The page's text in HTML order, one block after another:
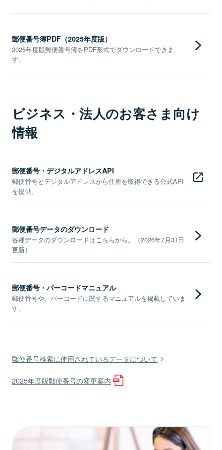
郵便番号簿PDF（2025年度版）
2025年度版郵便番号簿をPDF形式でダウンロードできま
す。
ビジネス・法人のお客さま向け
情報
郵便番号・デジタルアドレスAPI
郵便番号とデジタルアドレスから住所を取得できる公式API
を提供。
郵便番号データのダウンロード
各種データのダウンロードはこちらから。（2026年7月31日
更新）
郵便番号・バーコードマニュアル
郵便番号や、バーコードに関するマニュアルを掲載していま
す。
郵便番号検索に使用されているデータについて
2025年度版郵便番号の変更案内